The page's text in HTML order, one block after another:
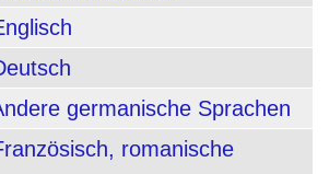
germanische Sprachen
romanische